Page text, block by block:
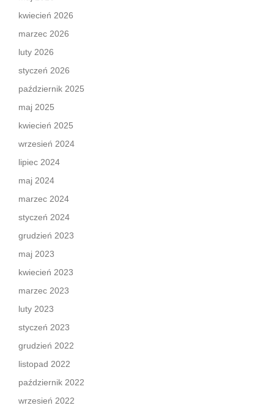
kwiecień 2026
marzec 2026
luty 2026
styczeń 2026
październik 2025
maj 2025
kwiecień 2025
wrzesień 2024
lipiec 2024
maj 2024
marzec 2024
styczeń 2024
grudzień 2023
maj 2023
kwiecień 2023
marzec 2023
luty 2023
styczeń 2023
grudzień 2022
listopad 2022
październik 2022
wrzesień 2022